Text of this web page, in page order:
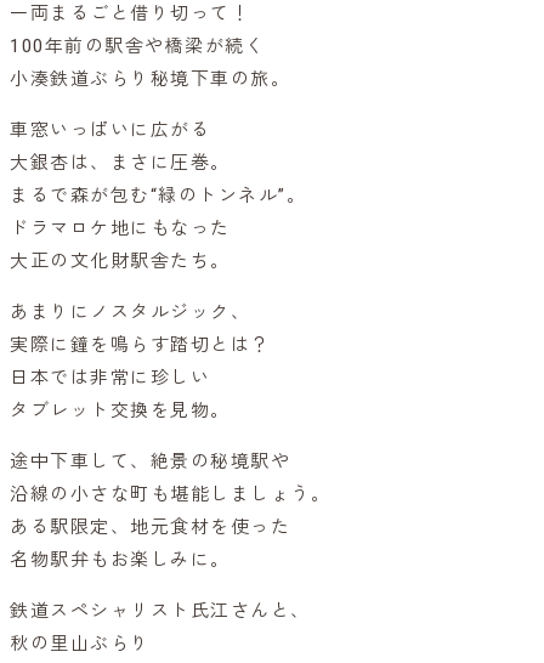
一両まるごと借り切って！
100年前の駅舎や橋梁が続く
小湊鉄道ぶらり秘境下車の旅。
車窓いっぱいに広がる
大銀杏は、まさに圧巻。
まるで森が包む“緑のトンネル”。
ドラマロケ地にもなった
大正の文化財駅舎たち。
あまりにノスタルジック、
実際に鐘を鳴らす踏切とは？
日本では非常に珍しい
タブレット交換を見物。
途中下車して、絶景の秘境駅や
沿線の小さな町も堪能しましょう。
ある駅限定、地元食材を使った
名物駅弁もお楽しみに。
鉄道スペシャリスト氏江さんと、
秋の里山ぶらり